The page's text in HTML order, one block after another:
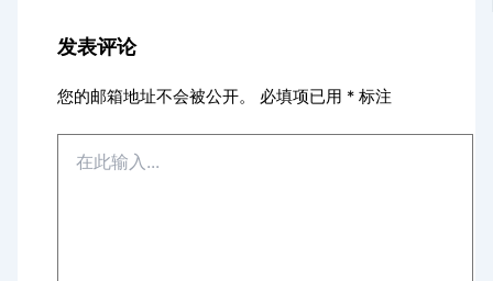
发表评论
您的邮箱地址不会被公开。 必填项已用 * 标注